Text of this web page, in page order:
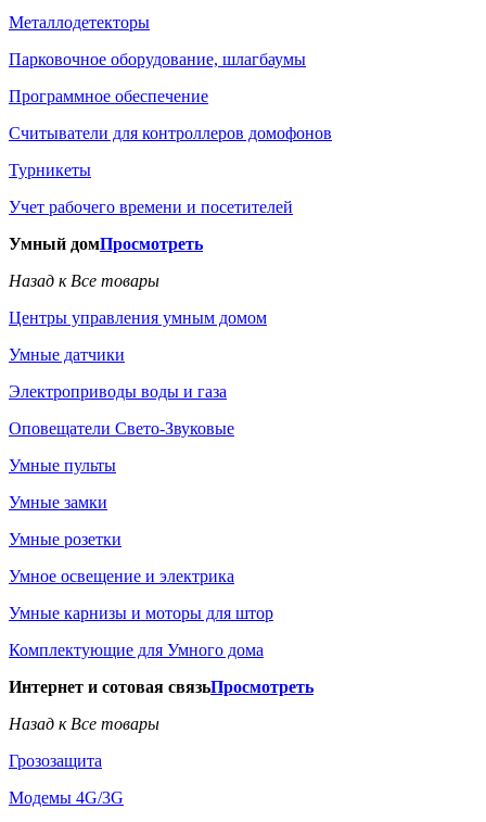
Металлодетекторы
Парковочное оборудование, шлагбаумы
Программное обеспечение
Считыватели для контроллеров домофонов
Турникеты
Учет рабочего времени и посетителей
Умный домПросмотреть
Назад к Все товары
Центры управления умным домом
Умные датчики
Электроприводы воды и газа
Оповещатели Свето-Звуковые
Умные пульты
Умные замки
Умные розетки
Умное освещение и электрика
Умные карнизы и моторы для штор
Комплектующие для Умного дома
Интернет и сотовая связьПросмотреть
Назад к Все товары
Грозозащита
Модемы 4G/3G